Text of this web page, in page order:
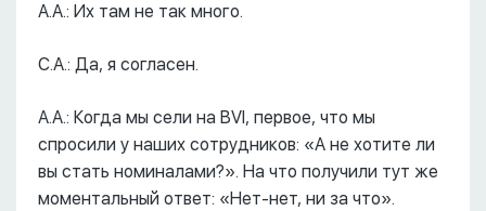
А.А.: Их там не так много.
С.А.: Да, я согласен.
А.А.: Когда мы сели на BVI, первое, что мы
спросили у наших сотрудников: «А не хотите ли
вы стать номиналами?». На что получили тут же
моментальный ответ: «Нет-нет, ни за что».